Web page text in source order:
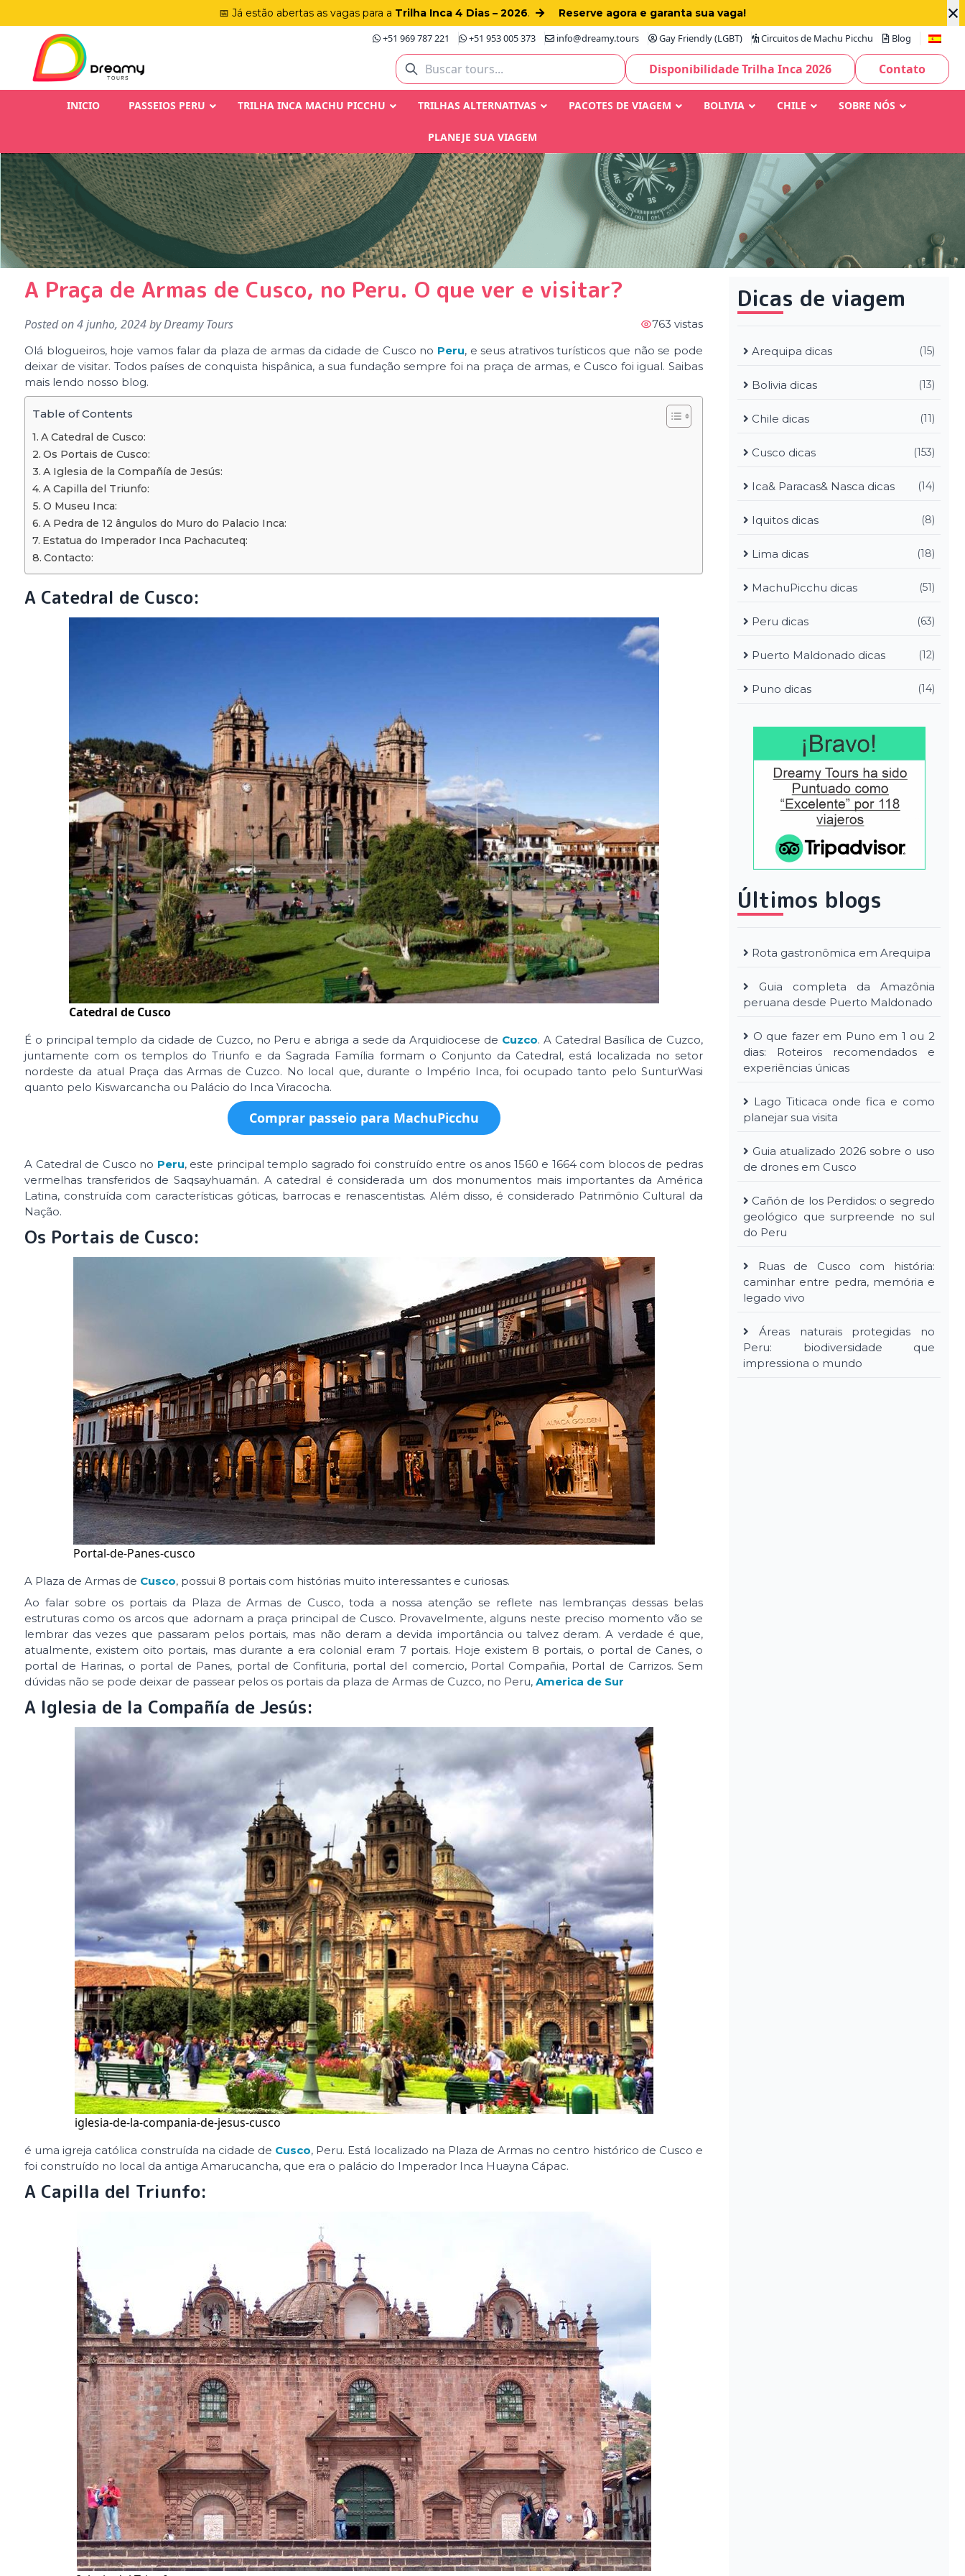
×
📅 Já estão abertas as vagas para a Trilha Inca 4 Dias – 2026.
Reserve agora e garanta sua vaga!
+51 969 787 221
+51 953 005 373 info@dreamy.tours Gay Friendly (LGBT) Circuitos de Machu Picchu Blog
Disponibilidade Trilha Inca 2026 Contato
INICIO PASSEIOS PERU TRILHA INCA MACHU PICCHU TRILHAS ALTERNATIVAS PACOTES DE VIAGEM BOLIVIA CHILE SOBRE NÓS
PLANEJE SUA VIAGEM
A Praça de Armas de Cusco, no Peru. O que ver e visitar?
Posted on4 junho, 2024byDreamy Tours
763 vistas
Olá blogueiros, hoje vamos falar da plaza de armas da cidade de Cusco no Peru, e seus atrativos turísticos que não se pode
deixar de visitar. Todos países de conquista hispânica, a sua fundação sempre foi na praça de armas, e Cusco foi igual. Saibas
mais lendo nosso blog.
Table of Contents
A Catedral de Cusco:
Os Portais de Cusco:
A Iglesia de la Compañía de Jesús:
A Capilla del Triunfo:
O Museu Inca:
A Pedra de 12 ângulos do Muro do Palacio Inca:
Estatua do Imperador Inca Pachacuteq:
Contacto:
A Catedral de Cusco:
Catedral de Cusco
É o principal templo da cidade de Cuzco, no Peru e abriga a sede da Arquidiocese de Cuzco. A Catedral Basílica de Cuzco,
juntamente com os templos do Triunfo e da Sagrada Família formam o Conjunto da Catedral, está localizada no setor
nordeste da atual Praça das Armas de Cuzco. No local que, durante o Império Inca, foi ocupado tanto pelo SunturWasi
quanto pelo Kiswarcancha ou Palácio do Inca Viracocha.
Comprar passeio para MachuPicchu
A Catedral de Cusco no Peru, este principal templo sagrado foi construído entre os anos 1560 e 1664 com blocos de pedras
vermelhas transferidos de Saqsayhuamán. A catedral é considerada um dos monumentos mais importantes da América
Latina, construída com características góticas, barrocas e renascentistas. Além disso, é considerado Patrimônio Cultural da
Nação.
Os Portais de Cusco:
Portal-de-Panes-cusco
A Plaza de Armas de Cusco, possui 8 portais com histórias muito interessantes e curiosas.
Ao falar sobre os portais da Plaza de Armas de Cusco, toda a nossa atenção se reflete nas lembranças dessas belas
estruturas como os arcos que adornam a praça principal de Cusco. Provavelmente, alguns neste preciso momento vão se
lembrar das vezes que passaram pelos portais, mas não deram a devida importância ou talvez deram. A verdade é que,
atualmente, existem oito portais, mas durante a era colonial eram 7 portais. Hoje existem 8 portais, o portal de Canes, o
portal de Harinas, o portal de Panes, portal de Confituria, portal del comercio, Portal Compañia, Portal de Carrizos. Sem
dúvidas não se pode deixar de passear pelos os portais da plaza de Armas de Cuzco, no Peru, America de Sur
A Iglesia de la Compañía de Jesús:
iglesia-de-la-compania-de-jesus-cusco
é uma igreja católica construída na cidade de Cusco, Peru. Está localizado na Plaza de Armas no centro histórico de Cusco e
foi construído no local da antiga Amarucancha, que era o palácio do Imperador Inca Huayna Cápac.
A Capilla del Triunfo:
Dicas de viagem
Arequipa dicas (15)
Bolivia dicas (13)
Chile dicas (11)
Cusco dicas (153)
Ica& Paracas& Nasca dicas (14)
Iquitos dicas (8)
Lima dicas (18)
MachuPicchu dicas (51)
Peru dicas (63)
Puerto Maldonado dicas (12)
Puno dicas (14)
Últimos blogs
Rota gastronômica em Arequipa
Guia completa da Amazônia
peruana desde Puerto Maldonado
O que fazer em Puno em 1 ou 2
dias: Roteiros recomendados e
experiências únicas
Lago Titicaca onde fica e como
planejar sua visita
Guia atualizado 2026 sobre o uso
de drones em Cusco
Cañón de los Perdidos: o segredo
geológico que surpreende no sul
do Peru
Ruas de Cusco com história:
caminhar entre pedra, memória e
legado vivo
Áreas naturais protegidas no
Peru: biodiversidade que
impressiona o mundo